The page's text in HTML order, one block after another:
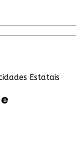
Estatais